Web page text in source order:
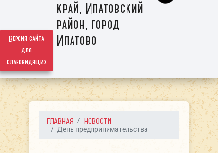
Версия сайта
для
слабовидящих
край, Ипатовский
район, город
Ипатово
ГЛАВНАЯ НОВОСТИ
День предпринимательства